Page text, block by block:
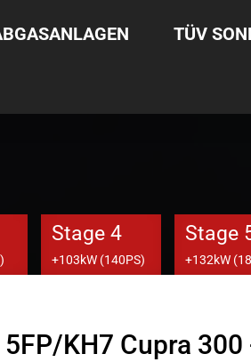
TÜV
Stage 4
+103kW (140PS)
Stage
+132kW
KH7 Cupra 300